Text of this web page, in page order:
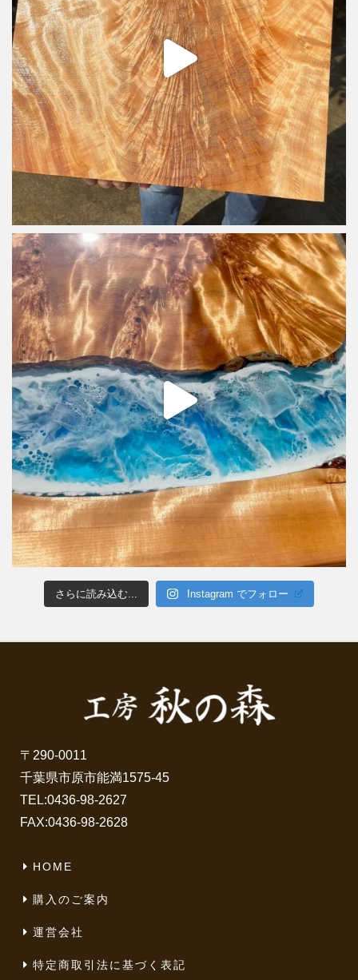
さらに読み込む... Instagram でフォロー
〒290-0011
千葉県市原市能満1575-45
TEL:0436-98-2627
FAX:0436-98-2628
HOME
購入のご案内
運営会社
特定商取引法に基づく表記